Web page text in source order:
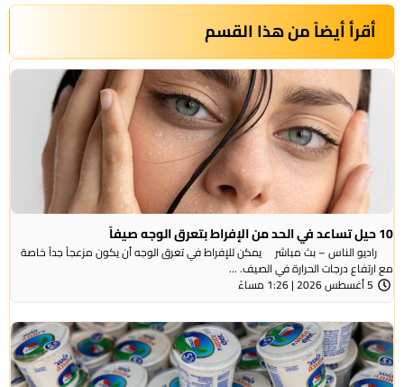
أقرأ أيضاً من هذا القسم
10 حيل تساعد في الحد من الإفراط بتعرق الوجه صيفاً
راديو الناس – بث مباشر يمكن للإفراط في تعرق الوجه أن يكون مزعجاً جداً خاصة
مع ارتفاع درجات الحرارة في الصيف. ...
5 أغسطس 2026 | 1:26 مساءً